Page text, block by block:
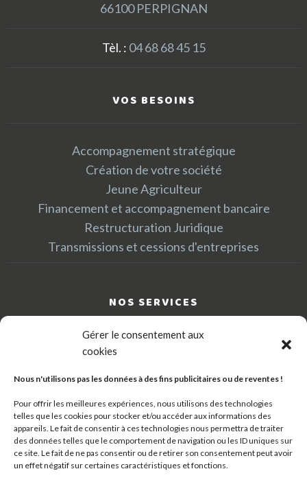
Gérer le consentement aux
cookies
Nous n'utilisons pas les données à des fins publicitaires ou de reventes !
Pour offrir les meilleures expériences, nous utilisons des technologies
telles que les cookies pour stocker et/ou accéder aux informations des
appareils. Le fait de consentir à ces technologies nous permettra de traiter
des données telles que le comportement de navigation ou les ID uniques sur
ce site. Le fait de ne pas consentir ou de retirer son consentement peut avoir
un effet négatif sur certaines caractéristiques et fonctions.
66100 PERPIGNAN
Tèl. : 04 68 68 45 15
VOS BESOINS
Accompagnement stratégique
Création de votre société
Jeune Agriculteur
Financement et accompagnement bancaire
Restructuration Juridique
Transmissions et cessions d'entreprises
NOS SERVICES
Social
Gestion
Transmission